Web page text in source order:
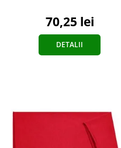
70,25 lei
DETALII